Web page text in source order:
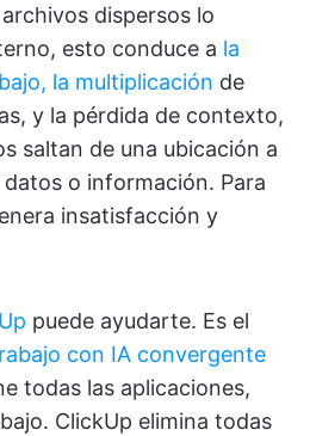
dispersos lo
esto conduce a la
la multiplicación de
y la pérdida de contexto,
saltan de una ubicación a
o información. Para
insatisfacción y
puede ayudarte. Es el
con IA convergente
todas las aplicaciones,
ClickUp elimina todas